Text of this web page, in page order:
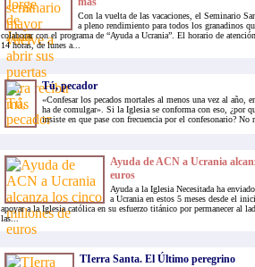
Con la vuelta de las vacaciones, el Seminario
a pleno rendimiento para todos los granadinos
colaborar con el programa de “Ayuda a Ucrania”. El horario de
14 horas, de lunes a...
Tú, pecador
«Confesar los pecados mortales al menos una vez al año,
ha de comulgar». Si la Iglesia se conforma con eso, ¿por
insiste en que pase con frecuencia por el confesonario?
Ayuda de ACN a Ucrania
euros
Ayuda a la Iglesia Necesitada ha
a Ucrania en estos 5 meses desde el
apoyar a la Iglesia católica en su esfuerzo titánico por permanecer al
las...
TIerra Santa. El Último peregrino